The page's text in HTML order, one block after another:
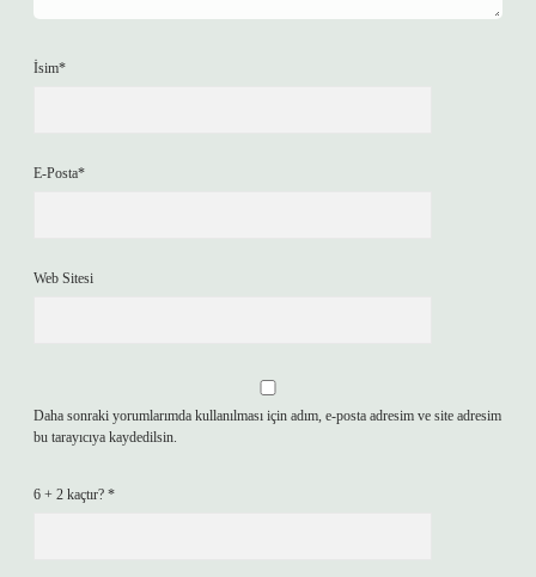
İsim*
E-Posta*
Web Sitesi
Daha sonraki yorumlarımda kullanılması için adım, e-posta adresim ve site adresim
bu tarayıcıya kaydedilsin.
6 + 2 kaçtır? *